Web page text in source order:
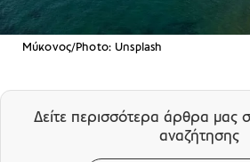
Μύκονος/Photo: Unsplash
Δείτε περισσότερα άρθρα μας
αναζήτησης